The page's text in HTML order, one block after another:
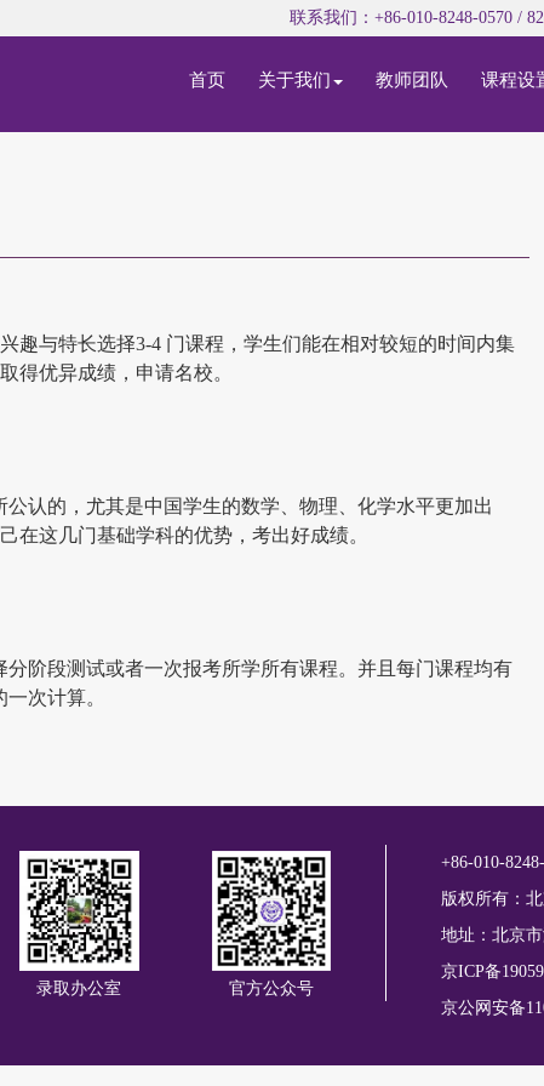
联系我们：+86-010-8248-0570 /
首页 关于我们 教师团队 课程设
趣与特长选择3-4 门课程，学生们能在相对较短的时间内集
得优异成绩，申请名校。
认的，尤其是中国学生的数学、物理、化学水平更加出
在这几门基础学科的优势，考出好成绩。
阶段测试或者一次报考所学所有课程。并且每门课程均有
次计算。
录取办公室
官方公众号
+86-010-
版权所有：
地址：北京
京ICP备
京公网安备